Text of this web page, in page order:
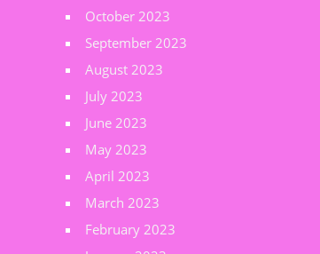
October 2023
September 2023
August 2023
July 2023
June 2023
May 2023
April 2023
March 2023
February 2023